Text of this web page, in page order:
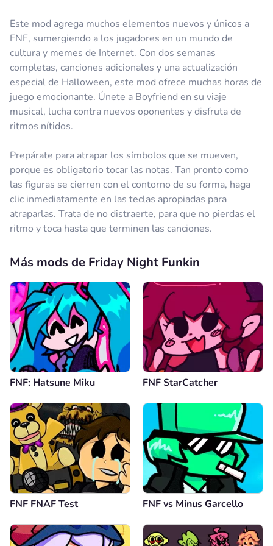
Este mod agrega muchos elementos nuevos y únicos a
FNF, sumergiendo a los jugadores en un mundo de
cultura y memes de Internet. Con dos semanas
completas, canciones adicionales y una actualización
especial de Halloween, este mod ofrece muchas horas de
juego emocionante. Únete a Boyfriend en su viaje
musical, lucha contra nuevos oponentes y disfruta de
ritmos nítidos.
Prepárate para atrapar los símbolos que se mueven,
porque es obligatorio tocar las notas. Tan pronto como
las figuras se cierren con el contorno de su forma, haga
clic inmediatamente en las teclas apropiadas para
atraparlas. Trata de no distraerte, para que no pierdas el
ritmo y toca hasta que terminen las canciones.
Más mods de Friday Night Funkin
FNF: Hatsune Miku FNF StarCatcher
FNF FNAF Test FNF vs Minus Garcello